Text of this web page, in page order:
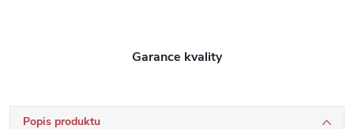
Garance kvality
Popis produktu